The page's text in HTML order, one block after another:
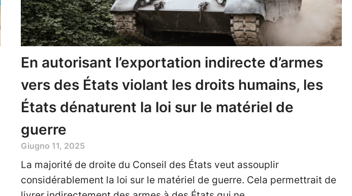
En autorisant l’exportation indirecte d’armes
vers des États violant les droits humains, les
États dénaturent la loi sur le matériel de
guerre
Giugno 11, 2025
La majorité de droite du Conseil des États veut assouplir
considérablement la loi sur le matériel de guerre. Cela permettrait de